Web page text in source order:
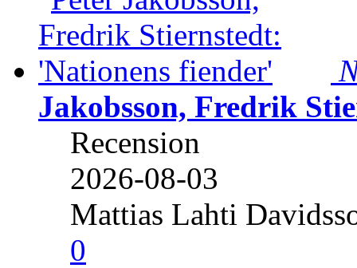
Jakobsson, Fredrik
Recension
2026-08-03
Mattias Lahti
0